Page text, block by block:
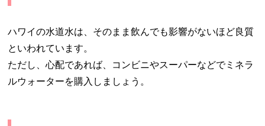
ハワイの水道水は、そのまま飲んでも影響がないほど良質
といわれています。
ただし、心配であれば、コンビニやスーパーなどでミネラ
ルウォーターを購入しましょう。